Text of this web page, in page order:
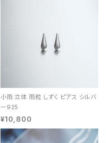
小雨 立体 雨粒 しずく ピアス シルバ
ー925
¥10,800